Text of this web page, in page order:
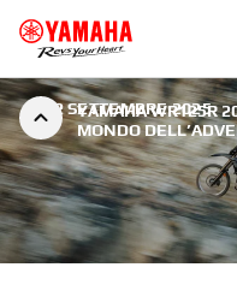
YAMAHA WR125R
MONDO
22 SETTEMBRE 2025